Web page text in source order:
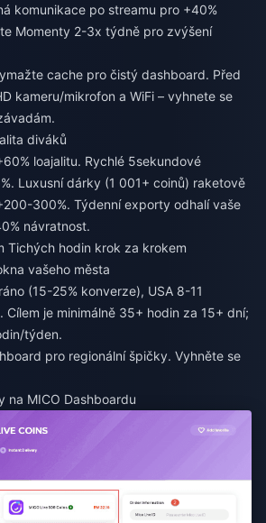
komunikace po streamu pro +40%
Momenty 2-3x týdně pro zvýšení
cache pro čistý dashboard. Před
kameru/mikrofon a WiFi – vyhnete se
diváků
loajalitu. Rychlé 5sekundové
Luxusní dárky (1 001+ coinů) raketově
300%. Týdenní exporty odhalí vaše
návratnost.
Tichých hodin krok za krokem
vašeho města
(15-25% konverze), USA 8-11
je minimálně 35+ hodin za 15+ dní;
týden.
pro regionální špičky. Vyhněte se
na MICO Dashboardu